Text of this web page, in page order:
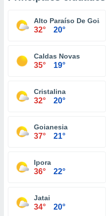
Alto Paraíso De Goiás
32° 20°
Caldas Novas
35° 19°
Cristalina
32° 20°
Goianesia
37° 21°
Ipora
36° 22°
Jatai
34° 20°